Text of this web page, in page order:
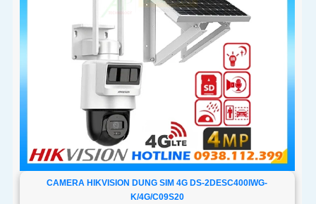
CAMERA HIKVISION DUNG SIM 4G DS-2DESC400IWG-
K/4G/C09S20